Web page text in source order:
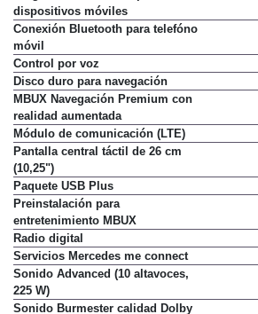
Cargador inalambrico para
dispositivos móviles
Conexión Bluetooth para telefóno
móvil
Control por voz
Disco duro para navegación
MBUX Navegación Premium con
realidad aumentada
Módulo de comunicación (LTE)
Pantalla central táctil de 26 cm
(10,25")
Paquete USB Plus
Preinstalación para
entretenimiento MBUX
Radio digital
Servicios Mercedes me connect
Sonido Advanced (10 altavoces,
225 W)